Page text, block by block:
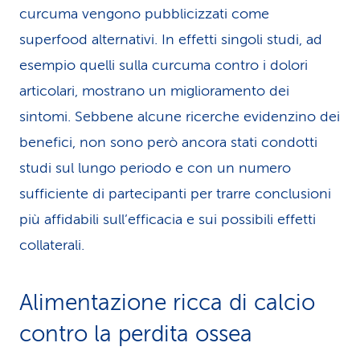
curcuma vengono pubblicizzati come
superfood alternativi. In effetti singoli studi, ad
esempio quelli sulla curcuma contro i dolori
articolari, mostrano un miglioramento dei
sintomi. Sebbene alcune ricerche evidenzino dei
benefici, non sono però ancora stati condotti
studi sul lungo periodo e con un numero
sufficiente di partecipanti per trarre conclusioni
più affidabili sull’efficacia e sui possibili effetti
collaterali.
Alimentazione ricca di cal­cio
contro la perdita ossea